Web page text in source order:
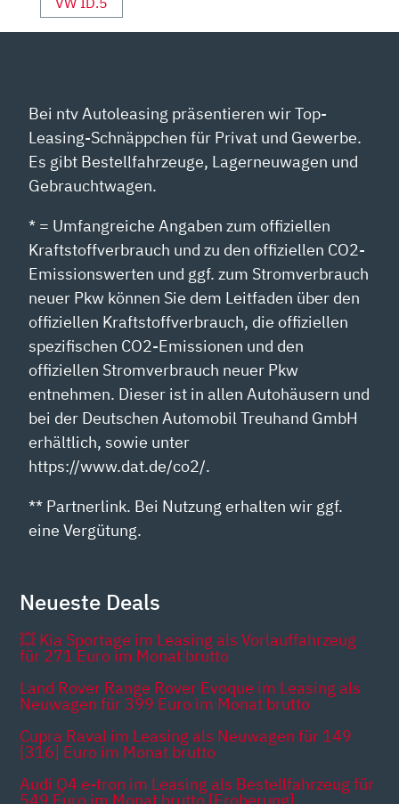
Bei ntv Autoleasing präsentieren wir Top-
Leasing-Schnäppchen für Privat und Gewerbe.
Es gibt Bestellfahrzeuge, Lagerneuwagen und
Gebrauchtwagen.
* = Umfangreiche Angaben zum offiziellen
Kraftstoffverbrauch und zu den offiziellen CO2-
Emissionswerten und ggf. zum Stromverbrauch
neuer Pkw können Sie dem Leitfaden über den
offiziellen Kraftstoffverbrauch, die offiziellen
spezifischen CO2-Emissionen und den
offiziellen Stromverbrauch neuer Pkw
entnehmen. Dieser ist in allen Autohäusern und
bei der Deutschen Automobil Treuhand GmbH
erhältlich, sowie unter
https://www.dat.de/co2/.
** Partnerlink. Bei Nutzung erhalten wir ggf.
eine Vergütung.
Neueste Deals
💥 Kia Sportage im Leasing als Vorlauffahrzeug
für 271 Euro im Monat brutto
Land Rover Range Rover Evoque im Leasing als
Neuwagen für 399 Euro im Monat brutto
Cupra Raval im Leasing als Neuwagen für 149
[316] Euro im Monat brutto
Audi Q4 e-tron im Leasing als Bestellfahrzeug für